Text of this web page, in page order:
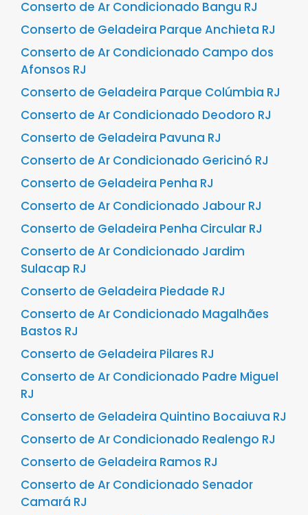
Conserto de Ar Condicionado Bangu RJ
Conserto de Geladeira Parque Anchieta RJ
Conserto de Ar Condicionado Campo dos
Afonsos RJ
Conserto de Geladeira Parque Colúmbia RJ
Conserto de Ar Condicionado Deodoro RJ
Conserto de Geladeira Pavuna RJ
Conserto de Ar Condicionado Gericinó RJ
Conserto de Geladeira Penha RJ
Conserto de Ar Condicionado Jabour RJ
Conserto de Geladeira Penha Circular RJ
Conserto de Ar Condicionado Jardim
Sulacap RJ
Conserto de Geladeira Piedade RJ
Conserto de Ar Condicionado Magalhães
Bastos RJ
Conserto de Geladeira Pilares RJ
Conserto de Ar Condicionado Padre Miguel
RJ
Conserto de Geladeira Quintino Bocaiuva RJ
Conserto de Ar Condicionado Realengo RJ
Conserto de Geladeira Ramos RJ
Conserto de Ar Condicionado Senador
Camará RJ